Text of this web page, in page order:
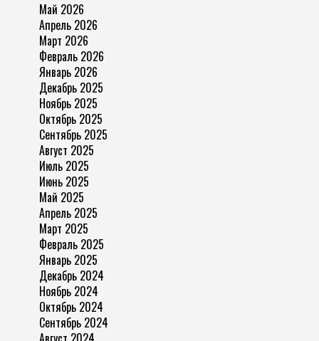
Май 2026
Апрель 2026
Март 2026
Февраль 2026
Январь 2026
Декабрь 2025
Ноябрь 2025
Октябрь 2025
Сентябрь 2025
Август 2025
Июль 2025
Июнь 2025
Май 2025
Апрель 2025
Март 2025
Февраль 2025
Январь 2025
Декабрь 2024
Ноябрь 2024
Октябрь 2024
Сентябрь 2024